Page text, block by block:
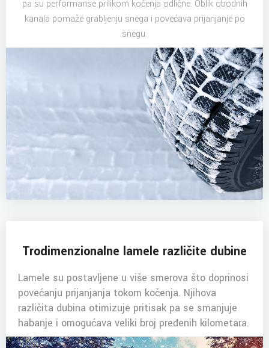
pa su performanse prilikom kočenja odlične. Oblik obodnih
kanala pomaže grabljenju snega i povećava prijanjanje po
snegu.
Trodimenzionalne lamele različite dubine
Lamele su postavljene u više smerova što doprinosi
povećanju prijanjanja tokom kočenja. Njihova
različita dubina otimizuje pritisak pa se smanjuje
habanje i omogućava veliki broj pređenih kilometara.